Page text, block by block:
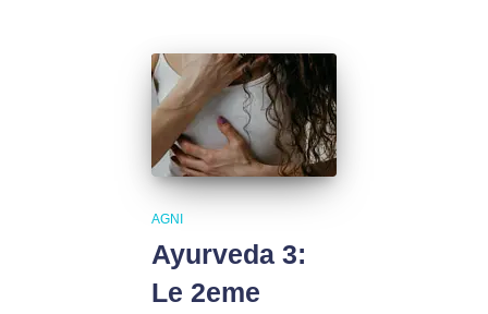
AGNI
Ayurveda 3:
Le 2eme